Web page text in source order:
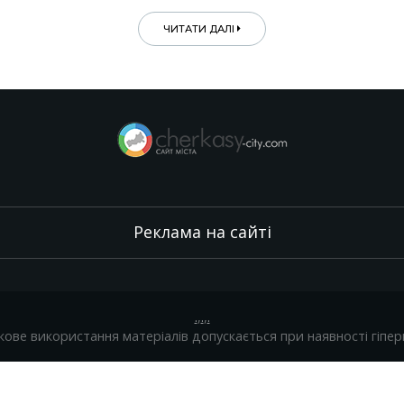
ЧИТАТИ ДАЛІ
Реклама на сайті
.,.,.
використання матеріалів допускається при наявності